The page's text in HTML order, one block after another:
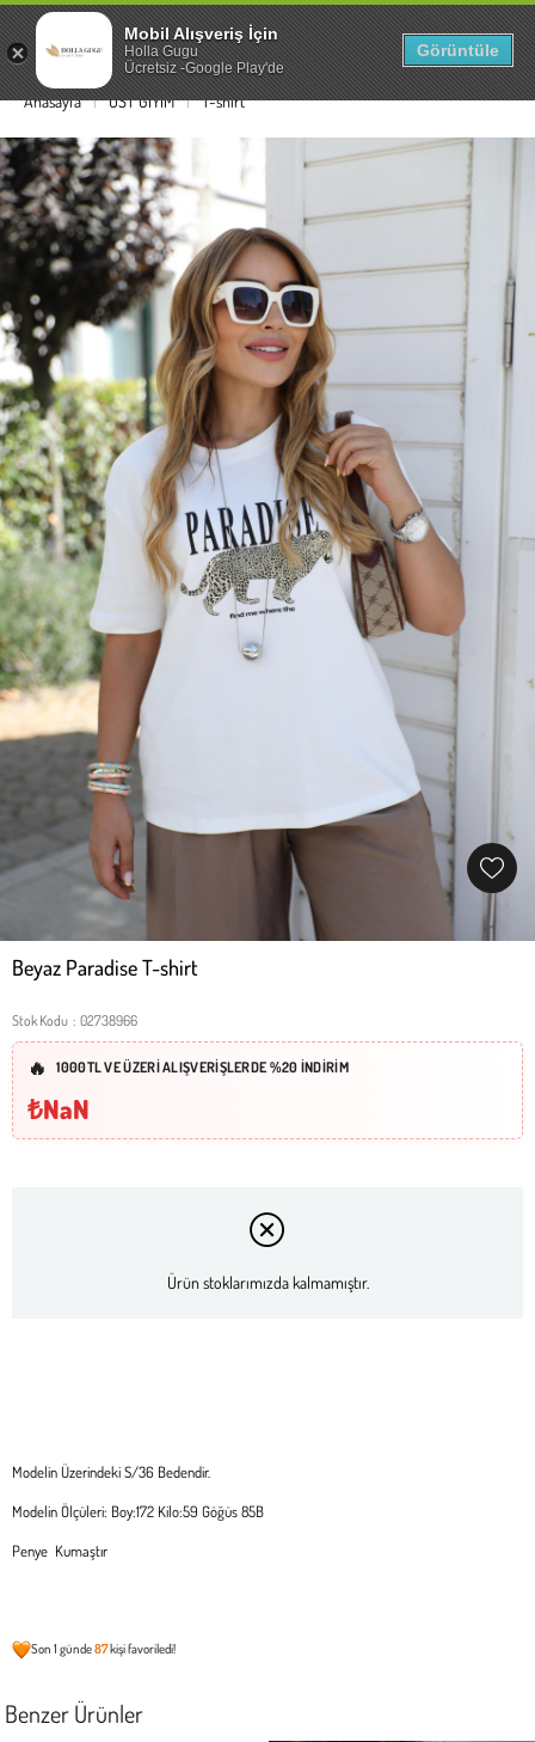
0
Anasayfa ÜST GİYİM T-shirt
Beyaz Paradise T-shirt
Stok Kodu 02738966
1000TL VE ÜZERİ ALIŞVERİŞLERDE %20 İNDİRİM
₺NaN
Ürün stoklarımızda kalmamıştır.
Modelin Üzerindeki S/36 Bedendir.
Modelin Ölçüleri: Boy:172 Kilo:59 Göğüs 85B
Penye Kumaştır
Son 1 günde87kişi favoriledi!
Benzer Ürünler
Mobil Alışveriş İçin
Holla Gugu
Ücretsiz -Google Play'de
Görüntüle